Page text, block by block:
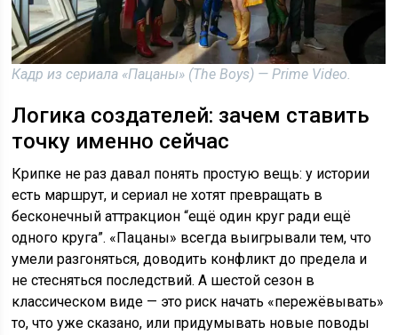
Кадр из сериала «Пацаны» (The Boys) — Prime Video.
Логика создателей: зачем ставить
точку именно сейчас
Крипке не раз давал понять простую вещь: у истории
есть маршрут, и сериал не хотят превращать в
бесконечный аттракцион “ещё один круг ради ещё
одного круга”. «Пацаны» всегда выигрывали тем, что
умели разгоняться, доводить конфликт до предела и
не стесняться последствий. А шестой сезон в
классическом виде — это риск начать «пережёвывать»
то, что уже сказано, или придумывать новые поводы